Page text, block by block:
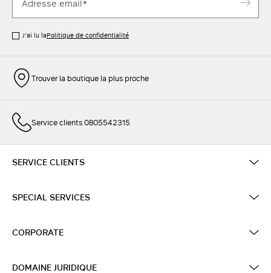
J’ai lu laPolitique de confidentialité
Trouver la boutique la plus proche
Service clients 0805542315
SERVICE CLIENTS
SPECIAL SERVICES
CORPORATE
DOMAINE JURIDIQUE